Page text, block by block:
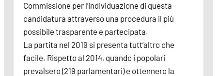
Commissione per l’individuazione di questa
candidatura attraverso una procedura il più
possibile trasparente e partecipata.
La partita nel 2019 si presenta tutt’altro che
facile. Rispetto al 2014, quando i popolari
prevalsero (219 parlamentari) e ottennero la